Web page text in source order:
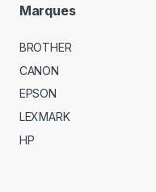
Marques
BROTHER
CANON
EPSON
LEXMARK
HP